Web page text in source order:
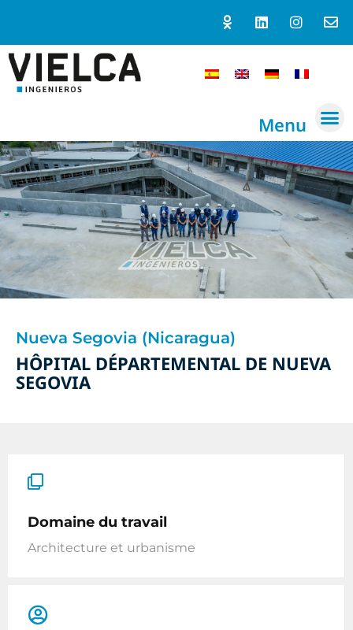
Menu
Nueva Segovia (Nicaragua)
HÔPITAL DÉPARTEMENTAL DE NUEVA
SEGOVIA
Domaine du travail
Architecture et urbanisme